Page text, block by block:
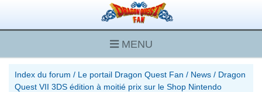
MENU
Index du forum / Le portail Dragon Quest Fan / News / Dragon
Quest VII 3DS édition à moitié prix sur le Shop Nintendo